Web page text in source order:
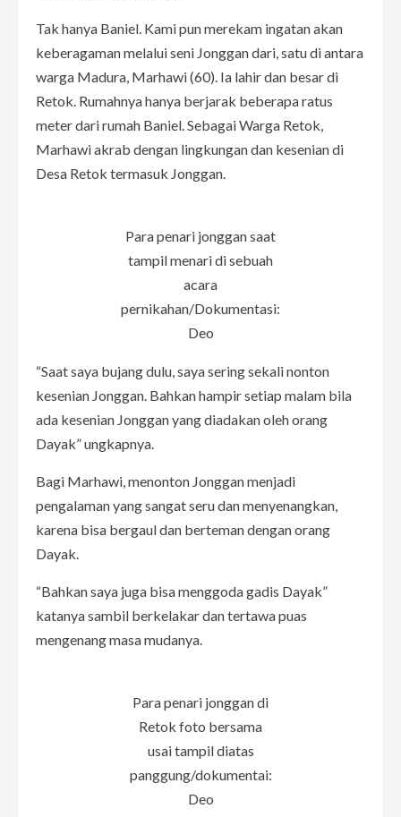
Tak hanya Baniel. Kami pun merekam ingatan akan
keberagaman melalui seni Jonggan dari, satu di antara
warga Madura, Marhawi (60). Ia lahir dan besar di
Retok. Rumahnya hanya berjarak beberapa ratus
meter dari rumah Baniel. Sebagai Warga Retok,
Marhawi akrab dengan lingkungan dan kesenian di
Desa Retok termasuk Jonggan.
Para penari jonggan saat
tampil menari di sebuah
acara
pernikahan/Dokumentasi:
Deo
“Saat saya bujang dulu, saya sering sekali nonton
kesenian Jonggan. Bahkan hampir setiap malam bila
ada kesenian Jonggan yang diadakan oleh orang
Dayak” ungkapnya.
Bagi Marhawi, menonton Jonggan menjadi
pengalaman yang sangat seru dan menyenangkan,
karena bisa bergaul dan berteman dengan orang
Dayak.
“Bahkan saya juga bisa menggoda gadis Dayak”
katanya sambil berkelakar dan tertawa puas
mengenang masa mudanya.
Para penari jonggan di
Retok foto bersama
usai tampil diatas
panggung/dokumentai:
Deo